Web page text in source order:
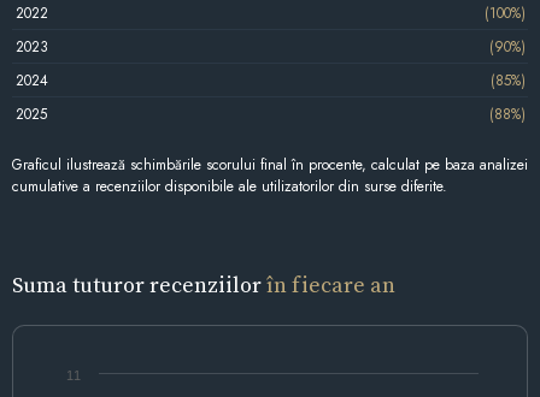
2022
(100%)
2023
(90%)
2024
(85%)
2025
(88%)
Graficul ilustrează schimbările scorului final în procente, calculat pe baza analizei
cumulative a recenziilor disponibile ale utilizatorilor din surse diferite.
Suma tuturor recenziilorîn fiecare an
11